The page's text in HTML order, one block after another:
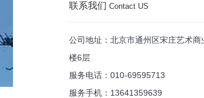
联系我们 Contact US
公司地址：北京市通州区宋庄艺术商
楼6层
服务电话：010-69595713
服务手机：13641359639